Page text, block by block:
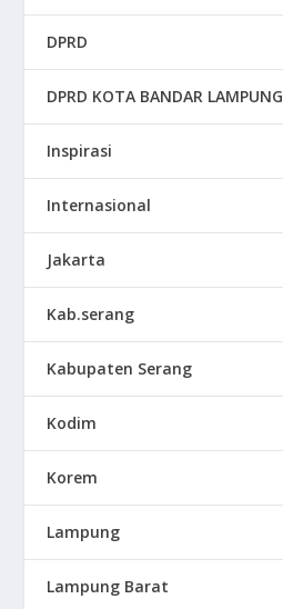
DPRD
DPRD KOTA BANDAR LAMPUNG
Inspirasi
Internasional
Jakarta
Kab.serang
Kabupaten Serang
Kodim
Korem
Lampung
Lampung Barat